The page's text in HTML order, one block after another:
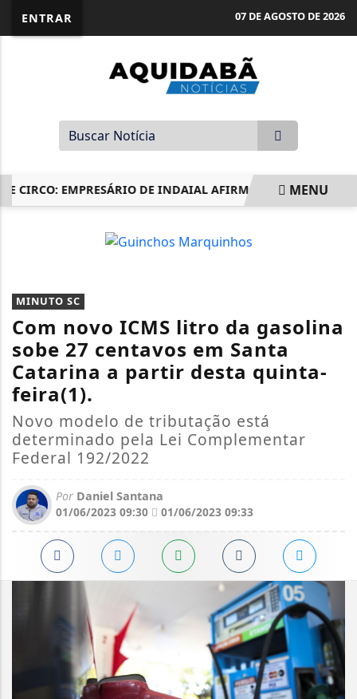
ENTRAR 07 DE AGOSTO DE 2026
CIRCO: EMPRESÁRIO DE INDAIAL AFIRMA EM MENSAGEM
MENU
MINUTO SC
Com novo ICMS litro da gasolina
sobe 27 centavos em Santa
Catarina a partir desta quinta-
feira(1).
Novo modelo de tributação está
determinado pela Lei Complementar
Federal 192/2022
Por Daniel Santana
01/06/2023 09:30
01/06/2023 09:33